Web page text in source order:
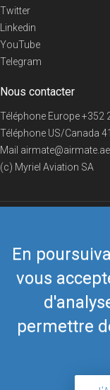
En
vous
permettre
Twitter
Linkedin
YouTube
Telegram
Nous contacter
Téléphone Europe+352
Téléphone US/Canada
Mail
(c) Myriel Aviation SA